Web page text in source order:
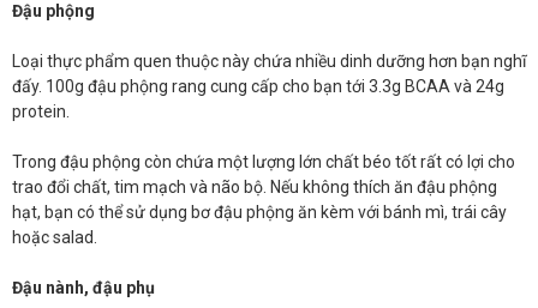
Đậu phộng
Loại thực phẩm quen thuộc này chứa nhiều dinh dưỡng hơn bạn nghĩ
đấy. 100g đậu phộng rang cung cấp cho bạn tới 3.3g BCAA và 24g
protein.
Trong đậu phộng còn chứa một lượng lớn chất béo tốt rất có lợi cho
trao đổi chất, tim mạch và não bộ. Nếu không thích ăn đậu phộng
hạt, bạn có thể sử dụng bơ đậu phộng ăn kèm với bánh mì, trái cây
hoặc salad.
Đậu nành, đậu phụ